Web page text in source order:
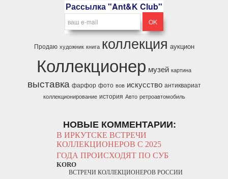
Рассылка "Ant&K Club"
Продаю художник книга коллекция аукцион
Коллекционер музей картина
выставка фарфор фото вов искусство антиквариат
коллекционирование история Авто ретроавтомобиль
НОВЫЕ КОММЕНТАРИИ:
В ИРКУТСКЕ ВСТРЕЧИ
КОЛЛЕКЦИОНЕРОВ С 2025
ГОДА ПРОИСХОДЯТ ПО СУБ
KORO
ВСТРЕЧИ КОЛЛЕКЦИОНЕРОВ РОССИИ